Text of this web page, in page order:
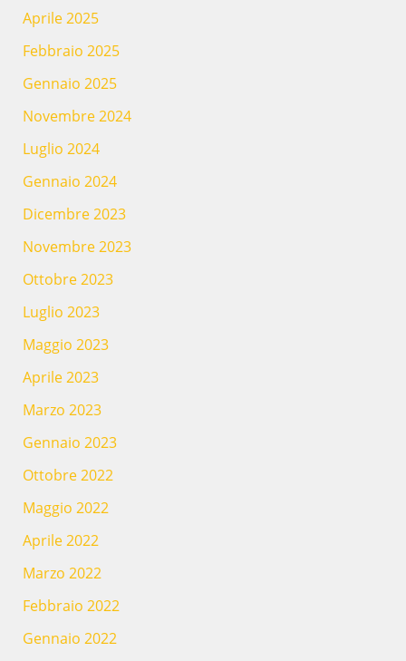
Aprile 2025
Febbraio 2025
Gennaio 2025
Novembre 2024
Luglio 2024
Gennaio 2024
Dicembre 2023
Novembre 2023
Ottobre 2023
Luglio 2023
Maggio 2023
Aprile 2023
Marzo 2023
Gennaio 2023
Ottobre 2022
Maggio 2022
Aprile 2022
Marzo 2022
Febbraio 2022
Gennaio 2022